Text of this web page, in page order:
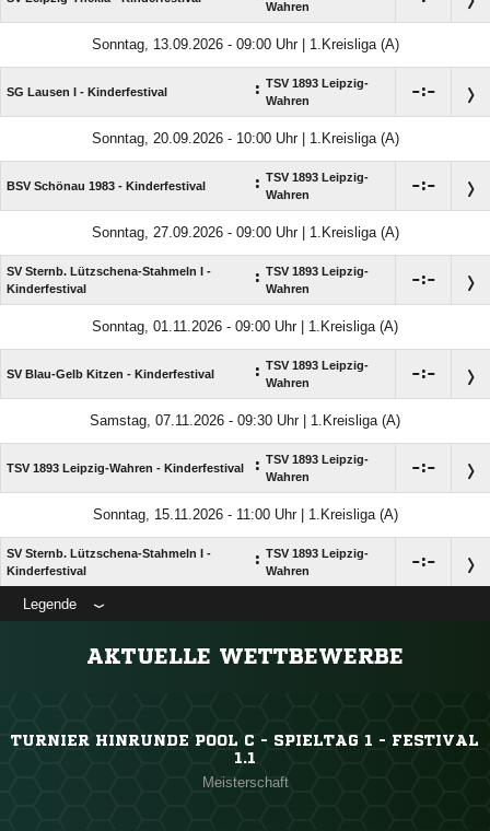
Wahren
Sonntag, 13.09.2026 - 09:00 Uhr | 1.Kreisliga (A)
SG Lausen I - Kinderfestival : TSV 1893 Leipzig-
Wahren
:
Sonntag, 20.09.2026 - 10:00 Uhr | 1.Kreisliga (A)
BSV Schönau 1983 - Kinderfestival : TSV 1893 Leipzig-
Wahren
:
Sonntag, 27.09.2026 - 09:00 Uhr | 1.Kreisliga (A)
SV Sternb. Lützschena-Stahmeln I -
Kinderfestival
: TSV 1893 Leipzig-
Wahren
:
Sonntag, 01.11.2026 - 09:00 Uhr | 1.Kreisliga (A)
SV Blau-Gelb Kitzen - Kinderfestival : TSV 1893 Leipzig-
Wahren
:
Samstag, 07.11.2026 - 09:30 Uhr | 1.Kreisliga (A)
TSV 1893 Leipzig-Wahren - Kinderfestival : TSV 1893 Leipzig-
Wahren
:
Sonntag, 15.11.2026 - 11:00 Uhr | 1.Kreisliga (A)
SV Sternb. Lützschena-Stahmeln I -
Kinderfestival
: TSV 1893 Leipzig-
Wahren
:
Legende
AKTUELLE WETTBEWERBE
TURNIER HINRUNDE POOL C - SPIELTAG 1 - FESTIVAL
1.1
Meisterschaft